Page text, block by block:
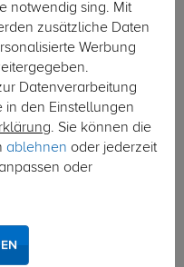
notwendig sing. Mit
zusätzliche Daten
Werbung
Datenverarbeitung
in den Einstellungen
. Sie können die
ablehnen oder jederzeit
anpassen oder